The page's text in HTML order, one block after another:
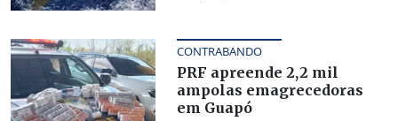
CONTRABANDO
PRF apreende 2,2 mil
ampolas emagrecedoras
em Guapó